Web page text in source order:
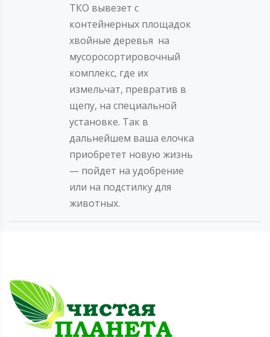
ТКО вывезет с
контейнерных площадок
хвойные деревья на
мусоросортировочный
комплекс, где их
измельчат, превратив в
щепу, на специальной
установке. Так в
дальнейшем ваша елочка
приобретет новую жизнь
— пойдет на удобрение
или на подстилку для
животных.